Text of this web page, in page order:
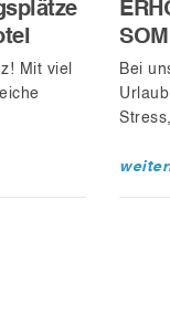
Mit viel
Bei